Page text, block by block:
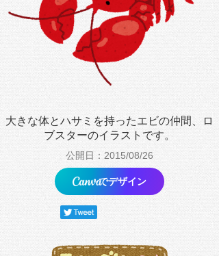
大きな体とハサミを持ったエビの仲間、ロ
ブスターのイラストです。
公開日：2015/08/26
でデザイン